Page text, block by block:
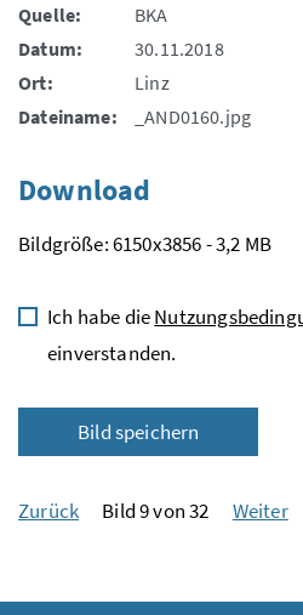
Quelle:
BKA
Datum:
30.11.2018
Ort:
Linz
Dateiname:
_AND0160.jpg
Download
Bildgröße: 6150x3856 - 3,2 MB
Ich habe die
einverstanden.
Bild speichern
Zurück Bild 9 von 32 Weiter